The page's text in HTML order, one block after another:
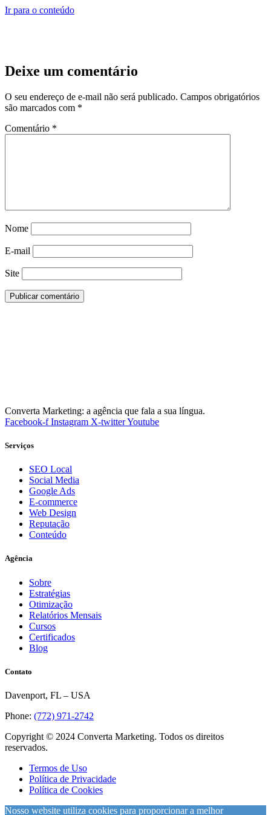
Ir para o conteúdo
Deixe um comentário
O seu endereço de e-mail não será publicado. Campos obrigatórios
são marcados com *
Comentário *
Nome
E-mail
Site
Converta Marketing: a agência que fala a sua língua.
Facebook-f Instagram X-twitterYoutube
Serviços
SEO Local
Social Media
Google Ads
E-commerce
Web Design
Reputação
Conteúdo
Agência
Sobre
Estratégias
Otimização
Relatórios Mensais
Cursos
Certificados
Blog
Contato
Davenport, FL – USA
Phone: (772) 971-2742
Copyright © 2024 Converta Marketing. Todos os direitos
reservados.
Termos de Uso
Política de Privacidade
Política de Cookies
Nosso website utiliza cookies para proporcionar a melhor